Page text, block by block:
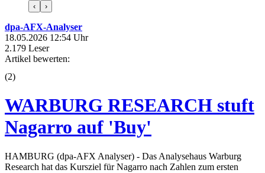
‹ ›
dpa-AFX-Analyser
18.05.2026 12:54 Uhr
2.179 Leser
Artikel bewerten:
(2)
WARBURG RESEARCH stuft
Nagarro auf 'Buy'
HAMBURG (dpa-AFX Analyser) - Das Analysehaus Warburg
Research hat das Kursziel für Nagarro nach Zahlen zum ersten